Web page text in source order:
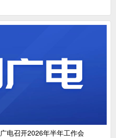
电召开2026年半年工作会